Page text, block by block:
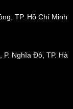
TP. Hồ Chí Minh
P. Nghĩa Đô, TP. Hà